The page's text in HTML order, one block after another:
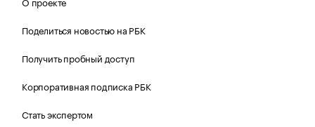
Поделиться новостью на РБК
Получить пробный доступ
Корпоративная подписка РБК
Стать экспертом